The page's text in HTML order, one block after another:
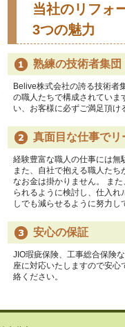
当社のリフォ
3つの魅力
熟練の技術者集団
Belive株式会社の誇る技術者
の職人たちで構成されていま
い、お客様に必ずご満足頂
真面目な仕事でリ
経験豊富な職人の仕事には無
また、自社で抱える職人た
なお金は掛かりません。 ま
られるように検討し、仕入
しでも減らせるように努力し
安心の保証
JIO瑕疵保険、工事総合保険
座に対応いたしますので安
絡ください。